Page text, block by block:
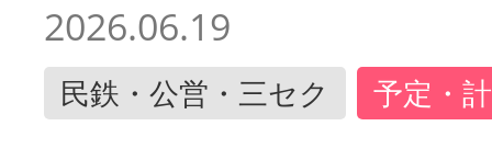
2026.06.19
民鉄・公営・三セク 予定・